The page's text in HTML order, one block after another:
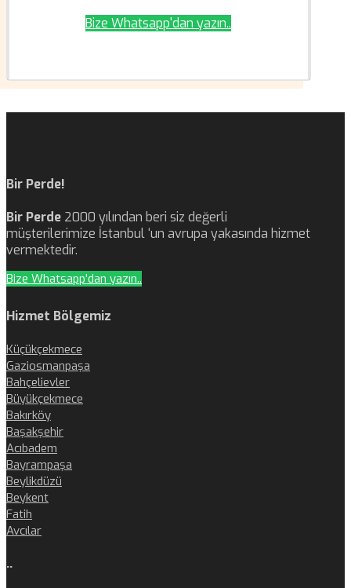
Bize Whatsapp'dan yazın..
Bir Perde!
Bir Perde 2000 yılından beri siz değerli
müşterilerimize İstanbul ‘un avrupa yakasında hizmet
vermektedir.
Bize Whatsapp'dan yazın..
Hizmet Bölgemiz
Küçükçekmece
Gaziosmanpaşa
Bahçelievler
Büyükçekmece
Bakırköy
Başakşehir
Acıbadem
Bayrampaşa
Beylikdüzü
Beykent
Fatih
Avcılar
..